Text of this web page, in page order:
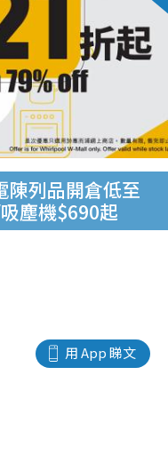
陳列品開倉低至
塵機$690起
用 App 睇文